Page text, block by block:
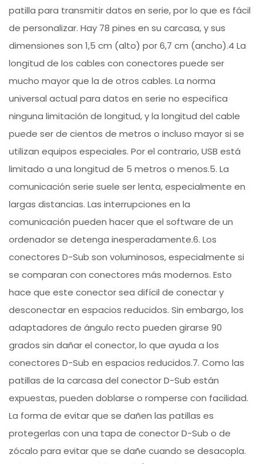
patilla para transmitir datos en serie, por lo que es fácil
de personalizar. Hay 78 pines en su carcasa, y sus
dimensiones son 1,5 cm (alto) por 6,7 cm (ancho).4 La
longitud de los cables con conectores puede ser
mucho mayor que la de otros cables. La norma
universal actual para datos en serie no especifica
ninguna limitación de longitud, y la longitud del cable
puede ser de cientos de metros o incluso mayor si se
utilizan equipos especiales. Por el contrario, USB está
limitado a una longitud de 5 metros o menos.5. La
comunicación serie suele ser lenta, especialmente en
largas distancias. Las interrupciones en la
comunicación pueden hacer que el software de un
ordenador se detenga inesperadamente.6. Los
conectores D-Sub son voluminosos, especialmente si
se comparan con conectores más modernos. Esto
hace que este conector sea difícil de conectar y
desconectar en espacios reducidos. Sin embargo, los
adaptadores de ángulo recto pueden girarse 90
grados sin dañar el conector, lo que ayuda a los
conectores D-Sub en espacios reducidos.7. Como las
patillas de la carcasa del conector D-Sub están
expuestas, pueden doblarse o romperse con facilidad.
La forma de evitar que se dañen las patillas es
protegerlas con una tapa de conector D-Sub o de
zócalo para evitar que se dañe cuando se desacopla.